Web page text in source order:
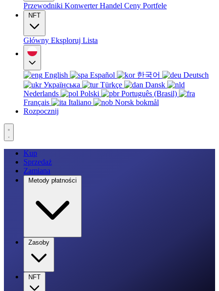
Przewodniki KonwerterHandel Ceny Portfele
NFT
Główny Eksploruj Lista
English Español 한국어
Deutsch
Українська
Türkçe
Dansk
Nederlands
Polski
Português (Brasil)
Français
Italiano
Norsk bokmål
Rozpocznij
Kup
Sprzedaż
Zamiana
Metody płatności
Zasoby
NFT